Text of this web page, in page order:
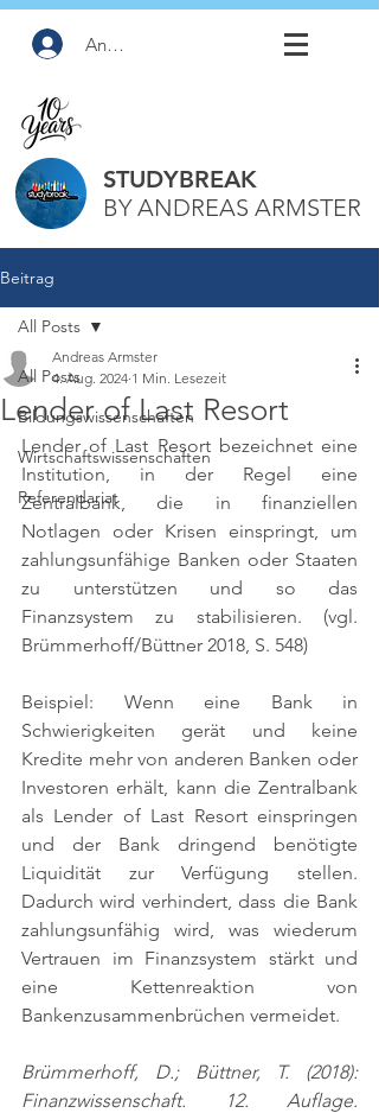
Anmelden
STUDYBREAK
BY ANDREAS ARMSTER
Beitrag
All Posts
Bildungswissenschaften
Wirtschaftswissenschaften
Referendariat
All Posts
Lender of Last Resort
Andreas Armster
4. Aug. 2024 1 Min. Lesezeit
Lender of Last Resort bezeichnet eine
Institution, in der Regel eine
Zentralbank, die in finanziellen
Notlagen oder Krisen einspringt, um
zahlungsunfähige Banken oder Staaten
zu unterstützen und so das
Finanzsystem zu stabilisieren. (vgl.
Brümmerhoff/Büttner 2018, S. 548)
Beispiel: Wenn eine Bank in
Schwierigkeiten gerät und keine
Kredite mehr von anderen Banken oder
Investoren erhält, kann die Zentralbank
als Lender of Last Resort einspringen
und der Bank dringend benötigte
Liquidität zur Verfügung stellen.
Dadurch wird verhindert, dass die Bank
zahlungsunfähig wird, was wiederum
Vertrauen im Finanzsystem stärkt und
eine Kettenreaktion von
Bankenzusammenbrüchen vermeidet.
Brümmerhoff, D.; Büttner, T. (2018):
Finanzwissenschaft. 12. Auflage.